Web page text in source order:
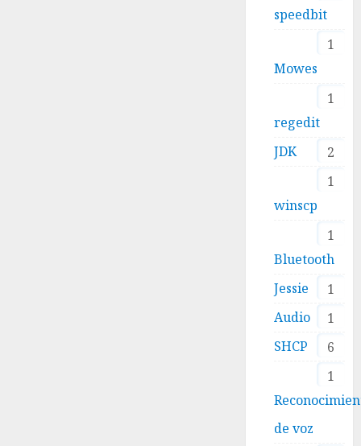
speedbit
1
Mowes
1
regedit
2
JDK
1
winscp
1
Bluetooth
1
Jessie
1
Audio
6
SHCP
1
de voz